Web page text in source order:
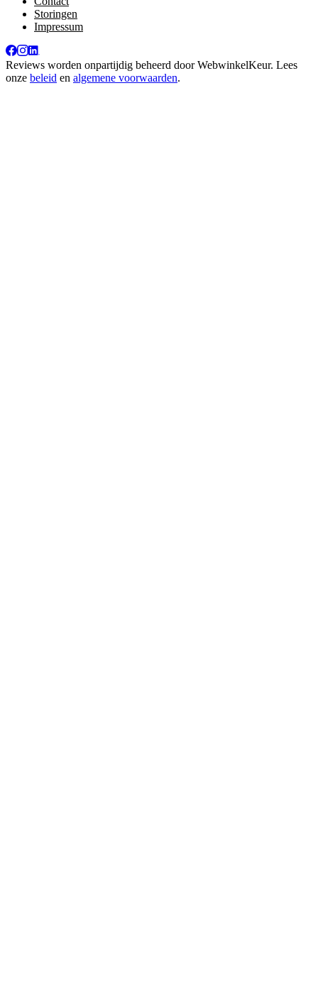
Storingen
Impressum
Reviews worden onpartijdig beheerd doorWebwinkelKeur. Lees
onze beleid en algemene voorwaarden.